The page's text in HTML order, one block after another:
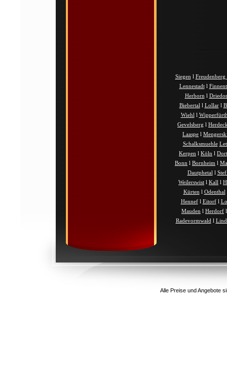
Siegen l Freudenberg
Lennestadtl
Herborn l
Biebertal l Lollarl
Wiehl l
Gevelsberg l
Laaspe l
Schalksmuehle
Kerpen l Köln l
Bonn l Bornheim l
Dautphetal l
Weilerswist l Kall l
Kürten l Odenthal
Hennefl Eitorfl
Mauden l Herdorf
Radevormwald l
Alle Preise und Angebote